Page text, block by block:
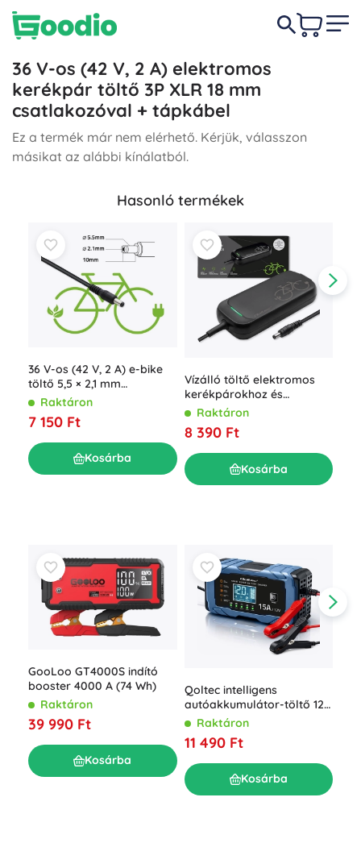
36 V-os (42 V, 2 A) elektromos
kerékpár töltő 3P XLR 18 mm
csatlakozóval + tápkábel
Ez a termék már nem elérhető. Kérjük, válasszon
másikat az alábbi kínálatból.
Hasonló termékek
36 V-os (42 V, 2 A) e-bike
töltő 5,5 × 2,1 mm
csatlakozóval
Raktáron
7 150 Ft
Kosárba
Vízálló töltő elektromos
kerékpárokhoz és
robogókhoz, 36V 42V 2A
Raktáron
8 390 Ft
Kosárba
GooLoo GT4000S indító
booster 4000 A (74 Wh)
Raktáron
39 990 Ft
Kosárba
Qoltec intelligens
autóakkumulátor-töltő 12
V 15 A, javító funkcióval
akkukhoz
Raktáron
11 490 Ft
Kosárba